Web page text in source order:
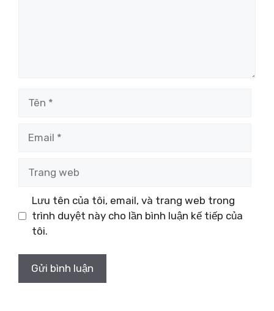
web
Lưu tên của tôi, email, và trang web trong
trình duyệt này cho lần bình luận kế tiếp của
tôi.